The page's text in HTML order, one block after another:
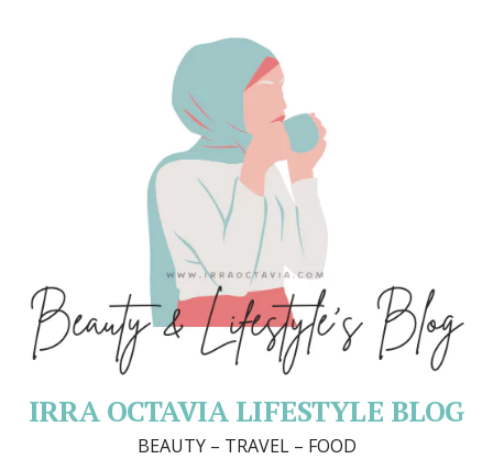
IRRA OCTAVIA LIFESTYLE BLOG
BEAUTY – TRAVEL – FOOD